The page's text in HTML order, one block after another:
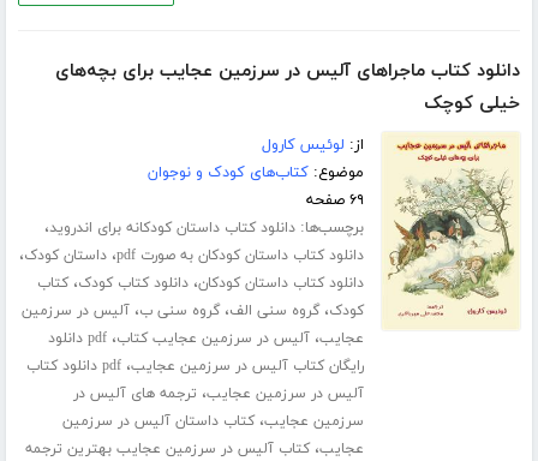
دانلود کتاب ماجراهای آلیس در سرزمین عجایب برای بچه‌های
خیلی کوچک
از: لوئیس کارول
موضوع:کتاب‌های کودک و نوجوان
۶۹ صفحه
برچسب‌ها:دانلود کتاب داستان کودکانه برای اندروید،
دانلود کتاب داستان کودکان به صورت pdf ،داستان کودک،
دانلود کتاب داستان کودکان،دانلود کتاب کودک،کتاب
کودک،گروه سنی الف،گروه سنی ب،آلیس در سرزمین
عجایب،آلیس در سرزمین عجایب کتاب،
pdf دانلود
رایگان کتاب آلیس در سرزمین عجایب،
pdf دانلود کتاب
آلیس در سرزمین عجایب، ترجمه های آلیس در
سرزمین عجایب،کتاب داستان آلیس در سرزمین
عجایب،کتاب آلیس در سرزمین عجایب بهترین ترجمه